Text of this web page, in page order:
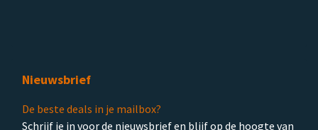
Nieuwsbrief
De beste deals in je mailbox?
Schrijf je in voor de nieuwsbrief en blijf op de hoogte van